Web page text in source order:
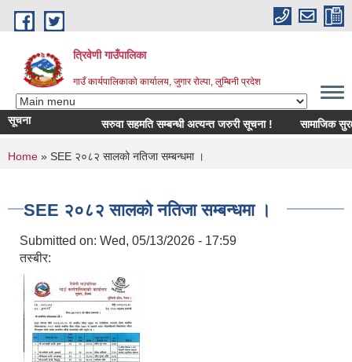
Skip to main content
त्रिवेणी गाउँपालिका
गाउँ कार्यपालिकाको कार्यालय, जुगार रोल्पा, लुम्बिनी प्रदेश
सूचना सरुवा सहमति सम्बन्धी अत्यन्त जरुरी सूचना ! सामाजिक
You are here
Home » SEE २०८२ सालको नतिजा सम्बन्धमा ।
SEE २०८२ सालको नतिजा सम्बन्धमा ।
Submitted on: Wed, 05/13/2026 - 17:59
तस्बीर: